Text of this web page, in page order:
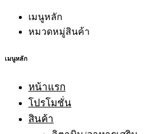
เมนูหลัก
หมวดหมู่สินค้า
เมนูหลัก
หน้าแรก
โปรโมชั่น
สินค้า